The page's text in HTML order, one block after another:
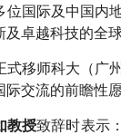
位国际及中国内
卓越科技的全球
式移师科大（广
交流的前瞻性愿
教授致辞时表示